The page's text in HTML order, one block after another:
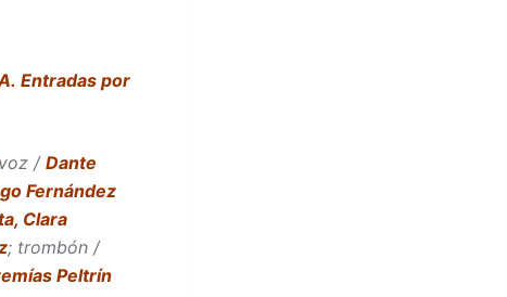
Entradas por
voz / Dante
Fernández
Clara
; trombón /
Peltrín